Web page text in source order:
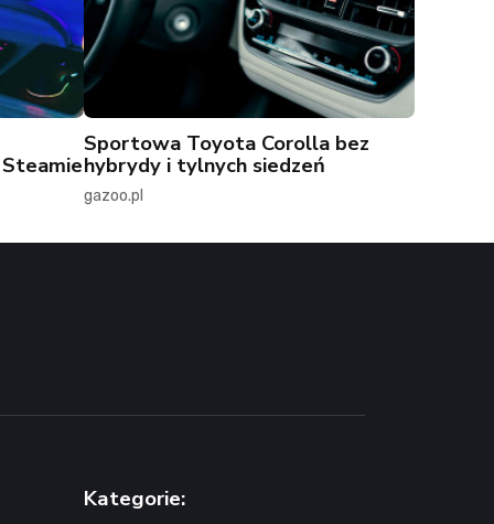
Sportowa Toyota Corolla bez
hybrydy i tylnych siedzeń
gazoo.pl
Kategorie: